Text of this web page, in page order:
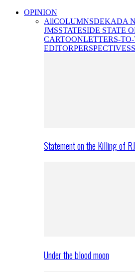
OPINION
AllCOLUMNSDEKADA
JMSSTATESIDE STATE
CARTOONLETTERS-
EDITORPERSPECTIVES
Statement on the Killing of
Under the blood moon